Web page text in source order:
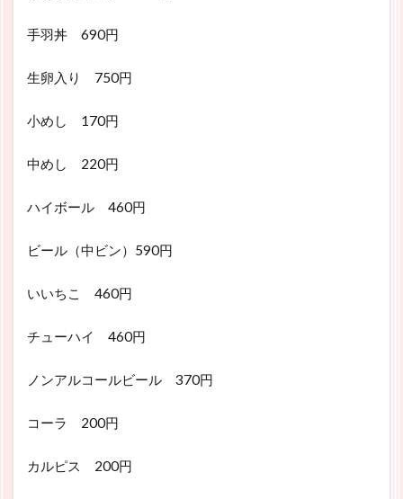
手羽丼 690円
生卵入り 750円
小めし 170円
中めし 220円
ハイボール 460円
ビール（中ビン）590円
いいちこ 460円
チューハイ 460円
ノンアルコールビール 370円
コーラ 200円
カルピス 200円